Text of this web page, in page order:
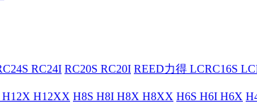
RC24I RC20S RC20I REED力得 LCRC16S
H12X H12XX H8S H8I H8X H8XX H6S H6I H6X